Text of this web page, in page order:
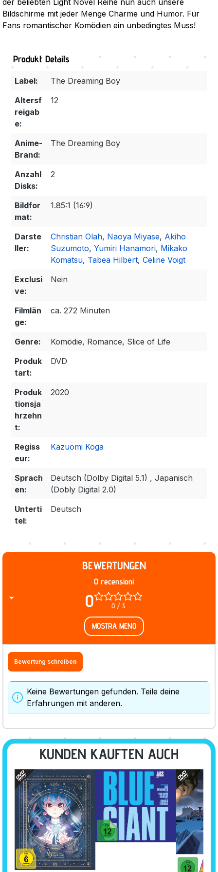
der beliebten Light Novel Reihe nun auch unsere
Bildschirme mit jeder Menge Charme und Humor. Für
Fans romantischer Komödien ein unbedingtes Muss!
Produkt Details
Label:
The Dreaming Boy
Altersf
reigab
e:
12
Anime-
Brand:
The Dreaming Boy
Anzahl
Disks:
2
Bildfor
mat:
1.85:1 (16:9)
Darste
ller:
Christian Olah, Naoya Miyase, Akiho
Suzumoto, Yumiri Hanamori, Mikako
Komatsu, Tabea Hilbert, Celine Voigt
Exclusi
ve:
Nein
Filmlän
ge:
ca. 272 Minuten
Genre:
Komödie, Romance, Slice of Life
Produk
tart:
DVD
Produk
tionsja
hrzehn
t:
2020
Regiss
eur:
Kazuomi Koga
Sprach
en:
Deutsch (Dolby Digital 5.1) , Japanisch
(Dobly Digital 2.0)
Unterti
tel:
Deutsch
BEWERTUNGEN
0 0 / 5
0 recensioni
MOSTRA MENO
Bewertung schreiben
Keine Bewertungen gefunden. Teile deine
Erfahrungen mit anderen.
KUNDEN KAUFTEN AUCH